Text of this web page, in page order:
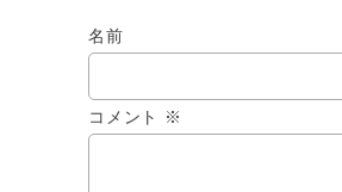
コメント ※
名前